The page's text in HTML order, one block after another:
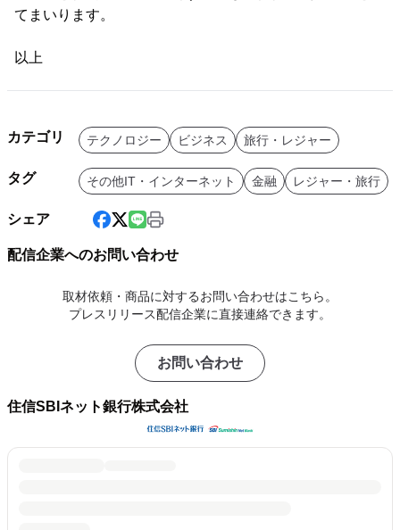
てまいります。
以上
カテゴリ テクノロジー ビジネス 旅行・レジャー
タグ その他IT・インターネット 金融 レジャー・旅行
シェア
配信企業へのお問い合わせ
取材依頼・商品に対するお問い合わせはこちら。
プレスリリース配信企業に直接連絡できます。
お問い合わせ
住信SBIネット銀行株式会社